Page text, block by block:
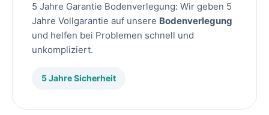
5 Jahre Garantie Bodenverlegung: Wir geben 5
Jahre Vollgarantie auf unsere Bodenverlegung
und helfen bei Problemen schnell und
unkompliziert.
5 Jahre Sicherheit